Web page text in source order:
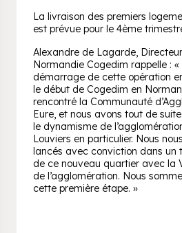
La livraison des premiers
est prévue pour le 4ème
Alexandre de Lagarde,
Normandie Cogedim rappelle :
démarrage de cette opération
le début de Cogedim en
rencontré la Communauté
Eure, et nous avons tout de
le dynamisme de
Louviers en particulier. Nous
lancés avec conviction dans un
de ce nouveau quartier avec la
de l’agglomération. Nous
cette première étape. »